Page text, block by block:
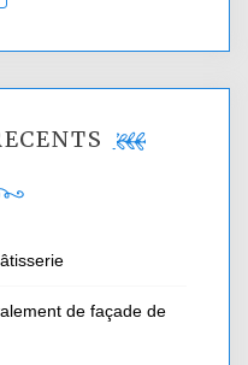
de façade de